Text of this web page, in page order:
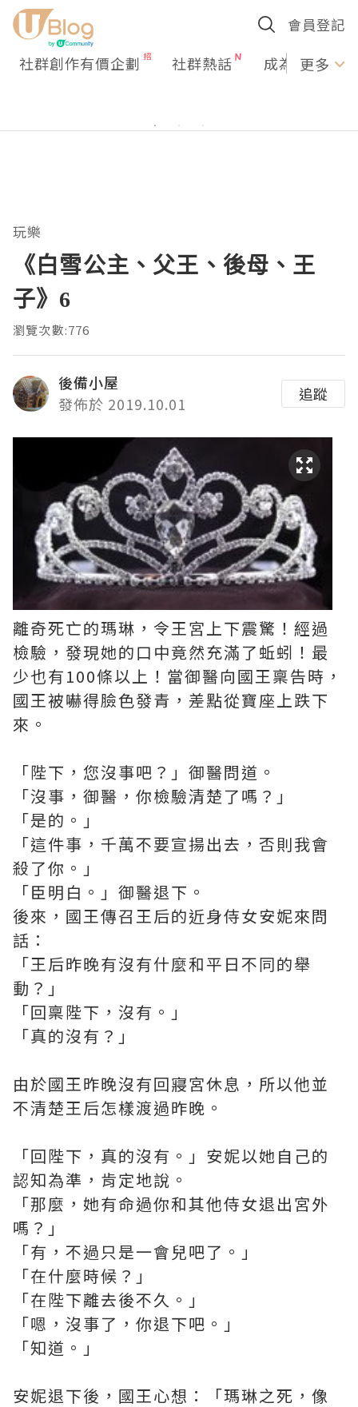
會員登記
社群創作有價企劃 社群熱話 成為U更多
玩樂
《白雪公主、父王、後母、王
子》6
瀏覽次數:776
後備小屋
發佈於 2019.10.01
追蹤
離奇死亡的瑪琳，令王宮上下震驚！經過
檢驗，發現她的口中竟然充滿了蚯蚓！最
少也有100條以上！當御醫向國王稟告時，
國王被嚇得臉色發青，差點從寶座上跌下
來。
「陛下，您沒事吧？」御醫問道。
「沒事，御醫，你檢驗清楚了嗎？」
「是的。」
「這件事，千萬不要宣揚出去，否則我會
殺了你。」
「臣明白。」御醫退下。
後來，國王傳召王后的近身侍女安妮來問
話：
「王后昨晚有沒有什麼和平日不同的舉
動？」
「回稟陛下，沒有。」
「真的沒有？」
由於國王昨晚沒有回寢宮休息，所以他並
不清楚王后怎樣渡過昨晚。
「回陛下，真的沒有。」安妮以她自己的
認知為準，肯定地說。
「那麼，她有命過你和其他侍女退出宮外
嗎？」
「有，不過只是一會兒吧了。」
「在什麼時候？」
「在陛下離去後不久。」
「嗯，沒事了，你退下吧。」
「知道。」
安妮退下後，國王心想：「瑪琳之死，像